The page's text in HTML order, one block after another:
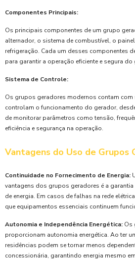
Componentes Principais:
Os principais componentes de um grupo
alternador, o sistema de combustível, o
refrigeração. Cada um desses componentes
para garantir a operação eficiente e segura do
Sistema de Controle:
Os grupos geradores modernos contam
controlam o funcionamento do gerador,
de monitorar parâmetros como tensão,
eficiência e segurança na operação.
Vantagens do Uso de Grupos
Continuidade no Fornecimento de Energia:
vantagens dos grupos geradores é a
de energia. Em casos de falhas na rede
que equipamentos essenciais continuem
Autonomia e Independência Energética: Os
proporcionam autonomia energética. Ao ter
residências podem se tornar menos
concessionária, garantindo energia mesmo